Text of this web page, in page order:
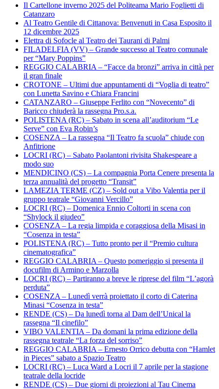
Il Cartellone inverno 2025 del Politeama Mario Foglietti di
Catanzaro
Al Teatro Gentile di Cittanova: Benvenuti in Casa Esposito il
12 dicembre 2025
Elettra di Sofocle al Teatro dei Taurani di Palmi
FILADELFIA (VV) – Grande successo al Teatro comunale
per “Mary Poppins”
REGGIO CALABRIA – “Facce da bronzi” arriva in città per
il gran finale
CROTONE – Ultimi due appuntamenti di “Voglia di teatro”
con Lunetta Savino e Chiara Francini
CATANZARO – Giuseppe Ferlito con “Novecento” di
Baricco chiuderà la rassegna Pro.s.a.
POLISTENA (RC) – Sabato in scena all’auditorium “Le
Serve” con Eva Robin’s
COSENZA – La rassegna “Il Teatro fa scuola” chiude con
Anfitrione
LOCRI (RC) – Sabato Paolantoni rivisita Shakespeare a
modo suo
MENDICINO (CS) – La compagnia Porta Cenere presenta la
terza annualità del progetto “Transit”
LAMEZIA TERME (CZ) – Sold out a Vibo Valentia per il
gruppo teatrale “Giovanni Vercillo”
LOCRI (RC) – Domenica Ennio Coltorti in scena con
“Shylock il giudeo”
COSENZA – La regia limpida e coraggiosa della Misasi in
“Cosenza in testa”
POLISTENA (RC) – Tutto pronto per il “Premio cultura
cinematografica”
REGGIO CALABRIA – Questo pomeriggio si presenta il
docufilm di Armino e Marzolla
LOCRI (RC) – Partiranno a breve le riprese del film “L’agorà
perduta”
COSENZA – Lunedì verrà proiettato il corto di Caterina
Minasi “Cosenza in testa”
RENDE (CS) – Da lunedì torna al Dam dell’Unical la
rassegna “Il cinefilo”
VIBO VALENTIA – Da domani la prima edizione della
rassegna teatrale “La forza del sorriso”
REGGIO CALABRIA – Ernesto Orrico debutta con “Hamlet
in Pieces” sabato a Spazio Teatro
LOCRI (RC) – Luca Ward a Locri il 7 aprile per la stagione
teatrale della locride
RENDE (CS) – Due giorni di proiezioni al Tau Cinema